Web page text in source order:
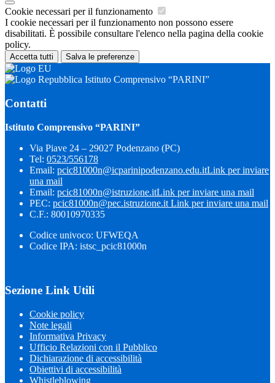
Cookie necessari per il funzionamento
I cookie necessari per il funzionamento non possono essere
disabilitati. È possibile consultare l'elenco nella pagina della cookie
policy.
Accetta tutti Salva le preferenze
Istituto Comprensivo “PARINI”
Contatti
Istituto Comprensivo “PARINI”
Via Piave 24 – 29027 Podenzano (PC)
Tel: 0523/556178
Email: pcic81000n@icparinipodenzano.edu.itLink per inviare
una mail
Email: pcic81000n@istruzione.itLink per inviare una mail
PEC: pcic81000n@pec.istruzione.it Link per inviare una mail
C.F.: 80010970335
Codice univoco: UFWEQA
Codice IPA: istsc_pcic81000n
Sezione Link Utili
Cookie policy
Note legali
Informativa Privacy
Ufficio Relazioni con il Pubblico
Dichiarazione di accessibilità
Obiettivi di accessibilità
Whistleblowing